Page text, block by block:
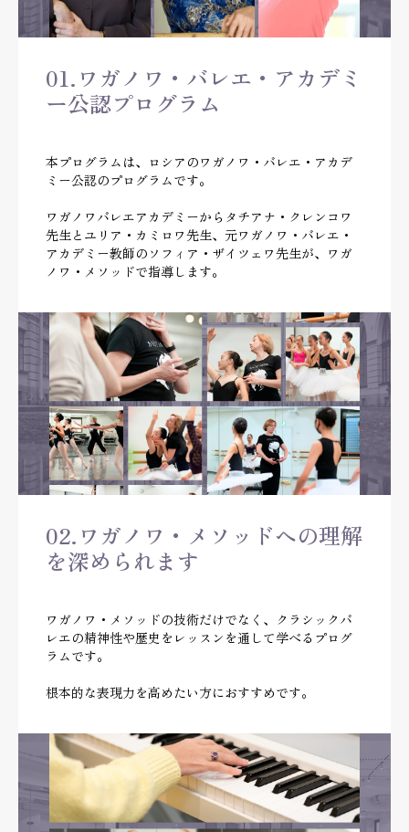
01.ワガノワ・バレエ・アカデミ
ー公認プログラム
本プログラムは、ロシアのワガノワ・バレエ・アカデ
ミー公認のプログラムです。
ワガノワバレエアカデミーからタチアナ・クレンコワ
先生とユリア・カミロワ先生、元ワガノワ・バレエ・
アカデミー教師のソフィア・ザイツェワ先生が、ワガ
ノワ・メソッドで指導します。
02.ワガノワ・メソッドへの理解
を深められます
ワガノワ・メソッドの技術だけでなく、クラシックバ
レエの精神性や歴史をレッスンを通して学べるプログ
ラムです。
根本的な表現力を高めたい方におすすめです。